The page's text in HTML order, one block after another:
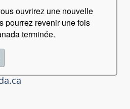
ouvrirez une nouvelle
pourrez revenir une fois
terminée.